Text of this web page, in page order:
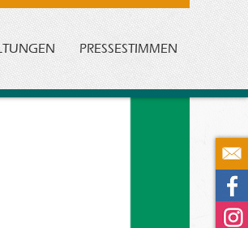
PRESSESTIMMEN